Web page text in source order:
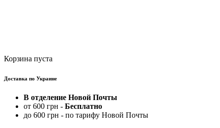
Корзина пуста
Доставка по Украине
В отделение Новой Почты
от 600 грн - Бесплатно
до 600 грн - по тарифу Новой Почты